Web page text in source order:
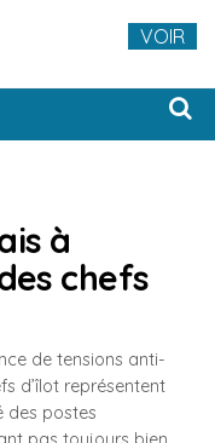
à
chefs
de tensions anti-
d’îlot représentent
des postes
VOIR